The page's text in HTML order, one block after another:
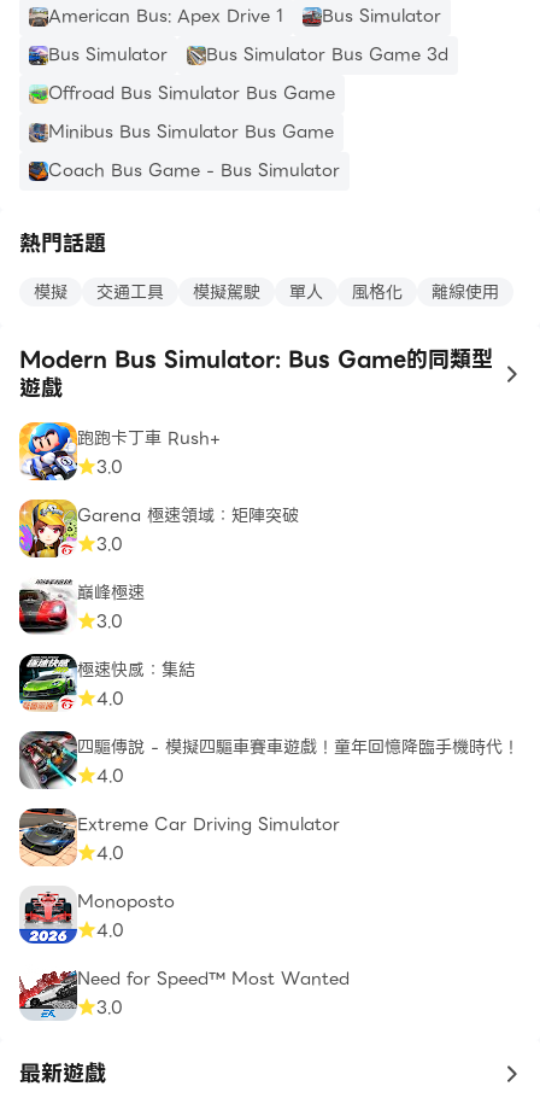
American Bus: Apex Drive 1
Bus Simulator
Bus Simulator
Bus Simulator Bus Game 3d
Offroad Bus Simulator Bus Game
Minibus Bus Simulator Bus Game
Coach Bus Game - Bus Simulator
熱門話題
模擬 交通工具 模擬駕駛 單人 風格化 離線使用
Modern Bus Simulator: Bus Game的同類型
遊戲
to
跑跑卡丁車 Rush+
3.0
Garena 極速領域：矩陣突破
3.0
巔峰極速
3.0
極速快感：集結
4.0
四驅傳說 - 模擬四驅車賽車遊戲！童年回憶降臨手機時代！
4.0
Extreme Car Driving Simulator
4.0
Monoposto
4.0
Need for Speed™ Most Wanted
3.0
最新遊戲 to